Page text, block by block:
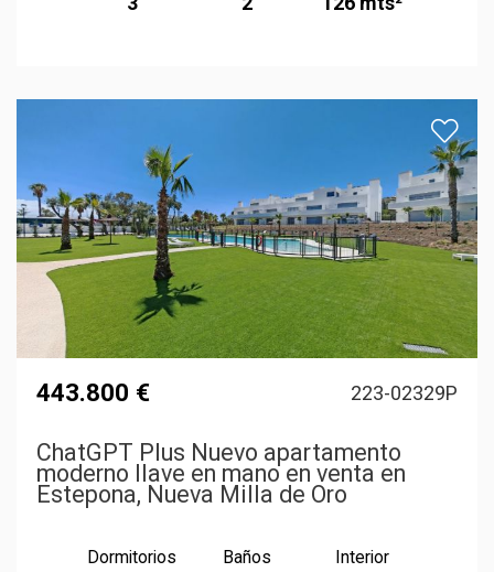
443.800 € 223-02329P
ChatGPT Plus Nuevo apartamento
moderno llave en mano en venta en
Estepona, Nueva Milla de Oro
Dormitorios Baños Interior